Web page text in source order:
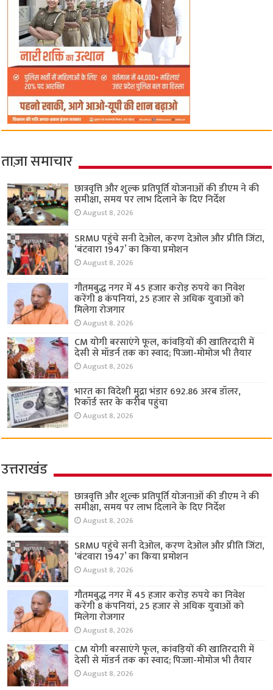
ताज़ा समाचार
छात्रवृत्ति और शुल्क प्रतिपूर्ति योजनाओं की डीएम ने की
समीक्षा, समय पर लाभ दिलाने के दिए निर्देश
August 8, 2026
SRMU पहुंचे सनी देओल, करण देओल और प्रीति जिंटा,
‘बंटवारा 1947’ का किया प्रमोशन
August 8, 2026
गौतमबुद्ध नगर में 45 हजार करोड़ रुपये का निवेश
करेंगी 8 कंपनियां, 25 हजार से अधिक युवाओं को
मिलेगा रोजगार
August 8, 2026
CM योगी बरसाएंगे फूल, कांवड़ियों की खातिरदारी में
देसी से मॉडर्न तक का स्वाद; पिज्जा-मोमोज भी तैयार
August 8, 2026
भारत का विदेशी मुद्रा भंडार 692.86 अरब डॉलर,
रिकॉर्ड स्तर के करीब पहुंचा
August 8, 2026
उत्तराखंड
छात्रवृत्ति और शुल्क प्रतिपूर्ति योजनाओं की डीएम ने की
समीक्षा, समय पर लाभ दिलाने के दिए निर्देश
August 8, 2026
SRMU पहुंचे सनी देओल, करण देओल और प्रीति जिंटा,
‘बंटवारा 1947’ का किया प्रमोशन
August 8, 2026
गौतमबुद्ध नगर में 45 हजार करोड़ रुपये का निवेश
करेंगी 8 कंपनियां, 25 हजार से अधिक युवाओं को
मिलेगा रोजगार
August 8, 2026
CM योगी बरसाएंगे फूल, कांवड़ियों की खातिरदारी में
देसी से मॉडर्न तक का स्वाद; पिज्जा-मोमोज भी तैयार
August 8, 2026